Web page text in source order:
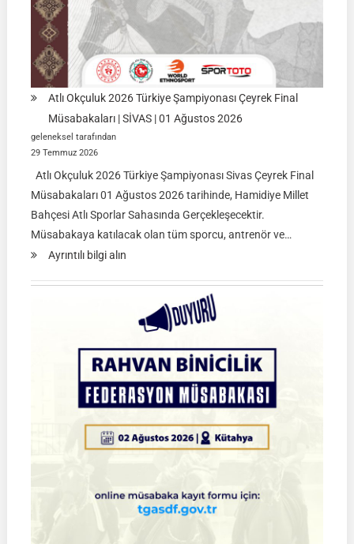
Atlı Okçuluk 2026 Türkiye Şampiyonası Çeyrek Final
Müsabakaları | SİVAS | 01 Ağustos 2026
geleneksel tarafından
29 Temmuz 2026
Atlı Okçuluk 2026 Türkiye Şampiyonası Sivas Çeyrek Final
Müsabakaları 01 Ağustos 2026 tarihinde, Hamidiye Millet
Bahçesi Atlı Sporlar Sahasında Gerçekleşecektir.
Müsabakaya katılacak olan tüm sporcu, antrenör ve…
Ayrıntılı bilgi alın:
2026
Türkiye
Şampiyonası
Çeyrek
Final
|
01